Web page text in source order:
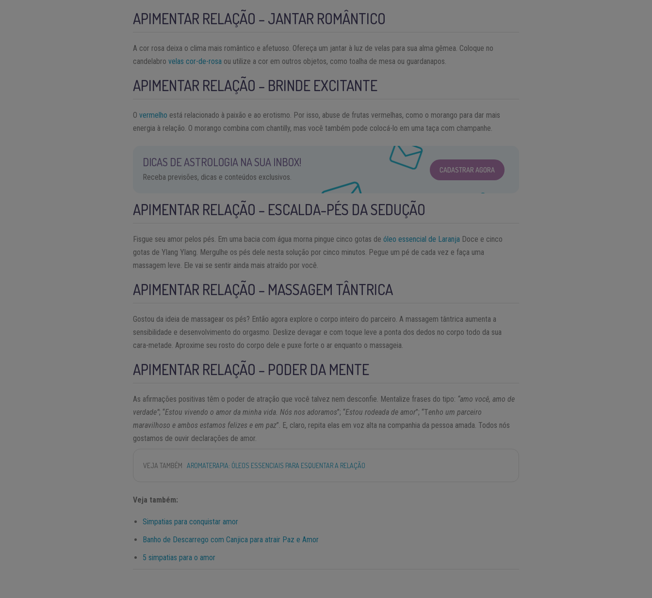
APIMENTAR RELAÇÃO – JANTAR ROMÂNTICO
A cor rosa deixa o clima mais romântico e afetuoso. Ofereça um jantar à luz de velas para sua alma gêmea. Coloque no
candelabrovelas cor-de-rosa ou utilize a cor em outros objetos, como toalha de mesa ou guardanapos.
APIMENTAR RELAÇÃO – BRINDE EXCITANTE
Overmelho está relacionado à paixão e ao erotismo. Por isso, abuse de frutas vermelhas, como o morango para dar mais
energia à relação. O morango combina com chantilly, mas você também pode colocá-lo em uma taça com champanhe.
DICAS DE ASTROLOGIA NA SUA INBOX!
Receba previsões, dicas e conteúdos exclusivos.
CADASTRAR AGORA
APIMENTAR RELAÇÃO – ESCALDA-PÉS DA SEDUÇÃO
Fisgue seu amor pelos pés. Em uma bacia com água morna pingue cinco gotas deóleo essencial de Laranja Doce e cinco
gotas de Ylang Ylang. Mergulhe os pés dele nesta solução por cinco minutos. Pegue um pé de cada vez e faça uma
massagem leve. Ele vai se sentir ainda mais atraído por você.
APIMENTAR RELAÇÃO – MASSAGEM TÂNTRICA
Gostou da ideia de massagear os pés? Então agora explore o corpo inteiro do parceiro. A massagem tântrica aumenta a
sensibilidade e desenvolvimento do orgasmo. Deslize devagar e com toque leve a ponta dos dedos no corpo todo da sua
cara-metade. Aproxime seu rosto do corpo dele e puxe forte o ar enquanto o massageia.
APIMENTAR RELAÇÃO – PODER DA MENTE
As afirmações positivas têm o poder de atração que você talvez nem desconfie. Mentalize frases do tipo: “amo você, amo de
verdade”; “Estou vivendo o amor da minha vida. Nós nos adoramos”; “Estou rodeada de amor”; “Tenho um parceiro
maravilhoso e ambos estamos felizes e em paz”. E, claro, repita elas em voz alta na companhia da pessoa amada. Todos nós
gostamos de ouvir declarações de amor.
VEJA TAMBÉM AROMATERAPIA: ÓLEOS ESSENCIAIS PARA ESQUENTAR A RELAÇÃO
Veja também:
Simpatias para conquistar amor
Banho de Descarrego com Canjica para atrair Paz e Amor
5 simpatias para o amor